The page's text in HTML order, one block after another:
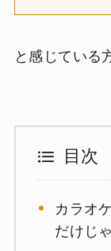
と感じている
目次
カラオ
だけじ